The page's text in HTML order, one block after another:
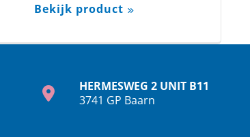
Bekijk product
HERMESWEG 2 UNIT B11
3741 GP Baarn